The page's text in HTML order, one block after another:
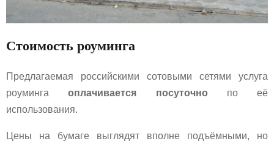
Стоимость роуминга
Предлагаемая российскими сотовыми сетями услуга
роумингаоплачивается посуточно по её
использования.
Цены на бумаге выглядят вполне подъёмными, но